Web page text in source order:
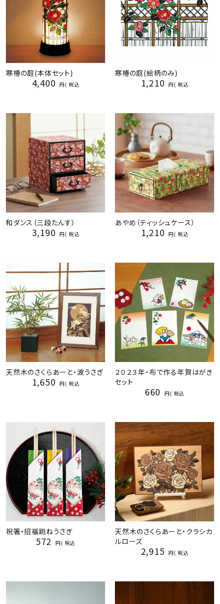
寒椿の庭(本体セット)
4,400 税込
寒椿の庭(絵柄のみ)
1,210 税込
和ダンス（三段たんす）
3,190 税込
あやめ（ティッシュケース）
1,210 税込
天然木のさくらあーと・波うさぎ
1,650 税込
２０２３年・布で作る年賀はがき
セット
660 税込
祝箸・招福跳ねうさぎ
572 税込
天然木のさくらあーと・クラシカ
ルローズ
2,915 税込